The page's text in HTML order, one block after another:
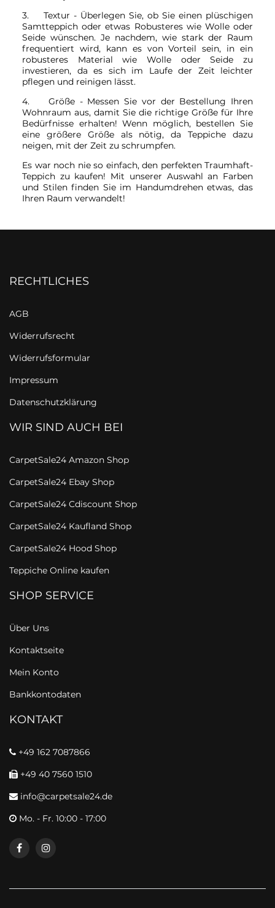
3. Textur - Überlegen Sie, ob Sie einen plüschigen
Samtteppich oder etwas Robusteres wie Wolle oder
Seide wünschen. Je nachdem, wie stark der Raum
frequentiert wird, kann es von Vorteil sein, in ein
robusteres Material wie Wolle oder Seide zu
investieren, da es sich im Laufe der Zeit leichter
pflegen und reinigen lässt.
4. Größe - Messen Sie vor der Bestellung Ihren
Wohnraum aus, damit Sie die richtige Größe für Ihre
Bedürfnisse erhalten! Wenn möglich, bestellen Sie
eine größere Größe als nötig, da Teppiche dazu
neigen, mit der Zeit zu schrumpfen.
Es war noch nie so einfach, den perfekten Traumhaft-
Teppich zu kaufen! Mit unserer Auswahl an Farben
und Stilen finden Sie im Handumdrehen etwas, das
Ihren Raum verwandelt!
RECHTLICHES
AGB
Widerrufsrecht
Widerrufsformular
Impressum
Datenschutzklärung
WIR SIND AUCH BEI
CarpetSale24 Amazon Shop
CarpetSale24 Ebay Shop
CarpetSale24 Cdiscount Shop
CarpetSale24 Kaufland Shop
CarpetSale24 Hood Shop
Teppiche Online kaufen
SHOP SERVICE
Über Uns
Kontaktseite
Mein Konto
Bankkontodaten
KONTAKT
+49 162 7087866
+49 40 7560 1510
info@carpetsale24.de
Mo. - Fr. 10:00 - 17:00